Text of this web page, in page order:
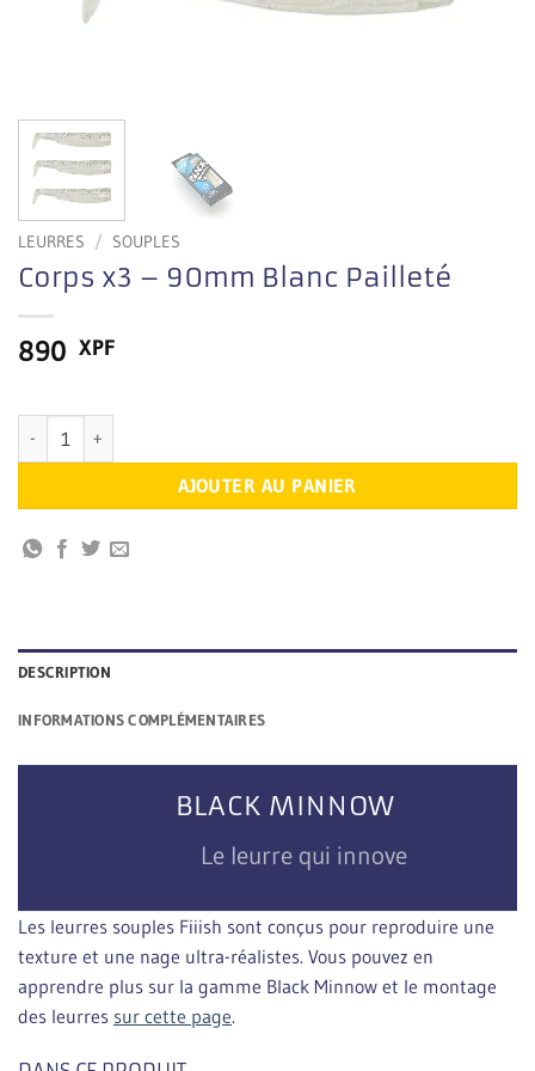
LEURRES / SOUPLES
Corps x3 – 90mm Blanc Pailleté
890 XPF
AJOUTER AU PANIER
DESCRIPTION
INFORMATIONS COMPLÉMENTAIRES
BLACK MINNOW
Le leurre qui innove
Les leurres souples Fiiish sont conçus pour reproduire une
texture et une nage ultra-réalistes. Vous pouvez en
apprendre plus sur la gamme Black Minnow et le montage
des leurres sur cette page.